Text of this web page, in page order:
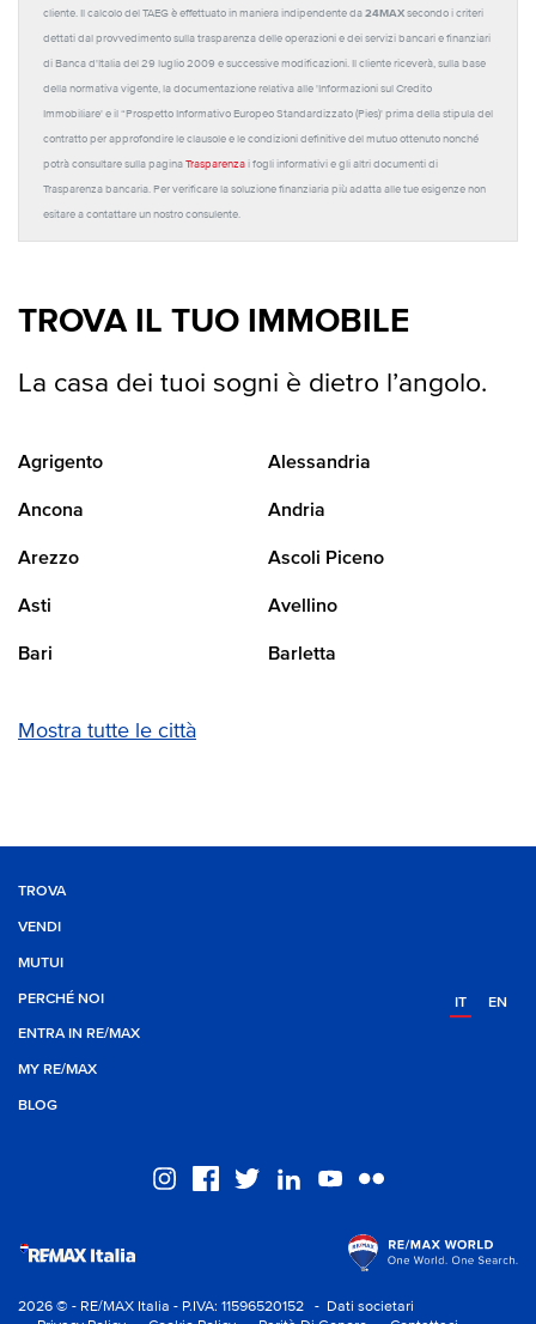
cliente. Il calcolo del TAEG è effettuato in maniera indipendente da 24MAX secondo i criteri
dettati dal provvedimento sulla trasparenza delle operazioni e dei servizi bancari e finanziari
di Banca d'Italia del 29 luglio 2009 e successive modificazioni. Il cliente riceverà, sulla base
della normativa vigente, la documentazione relativa alle 'Informazioni sul Credito
Immobiliare' e il “Prospetto Informativo Europeo Standardizzato (Pies)' prima della stipula del
contratto per approfondire le clausole e le condizioni definitive del mutuo ottenuto nonché
potrà consultare sulla pagina Trasparenza i fogli informativi e gli altri documenti di
Trasparenza bancaria. Per verificare la soluzione finanziaria più adatta alle tue esigenze non
esitare a contattare un nostro consulente.
TROVA IL TUO IMMOBILE
La casa dei tuoi sogni è dietro l’angolo.
Agrigento Alessandria
Ancona Andria
Arezzo Ascoli Piceno
Asti Avellino
Bari Barletta
Mostra tutte le città
TROVA
VENDI
MUTUI
PERCHÉ NOI
ENTRA IN RE/MAX
MY RE/MAX
BLOG
IT EN
2026 © - RE/MAX Italia - P.IVA: 11596520152
- Dati societari